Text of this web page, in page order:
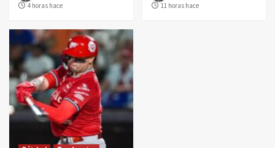
4 horas hace
11 horas hace